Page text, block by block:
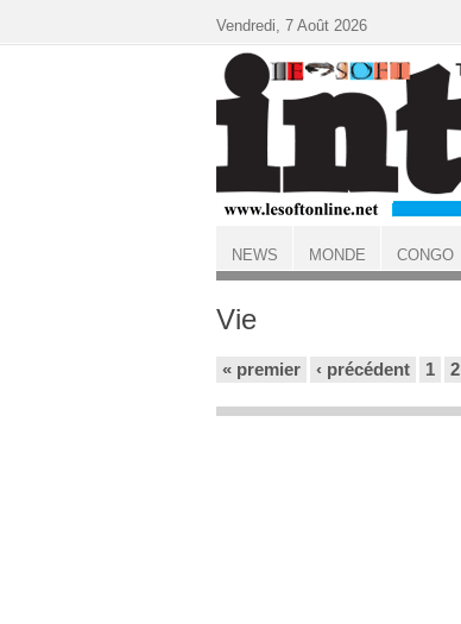
ACCUEIL
Vie
« premier ‹ précédent 1 2
Vendredi, 7 Août 2026
NEWS MONDE CONGO